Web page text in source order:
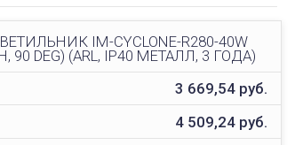
IM-CYCLONE-R280-40W
90 DEG) (ARL, IP40 МЕТАЛЛ, 3 ГОДА)
3 669,54 руб.
4 509,24 руб.